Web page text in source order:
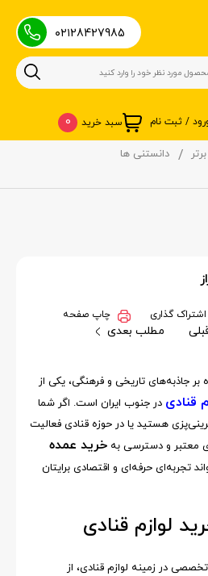
۰۲۱28427985
/ ثبت نام سبد خرید 0
دانستنی ها
اشتراک گذاری چاپ صفحه
مطلب بعدی
جاذبه‌های تاریخی و فرهنگی، یکی از
قنادی در جنوب ایران است. اگر شما
هستید یا در حوزه قنادی فعالیت
معتبر و دسترسی به خرید عمده
تجربه‌ای حرفه‌ای و اقتصادی برایتان
لوازم قنادی
در زمینه لوازم قنادی، از